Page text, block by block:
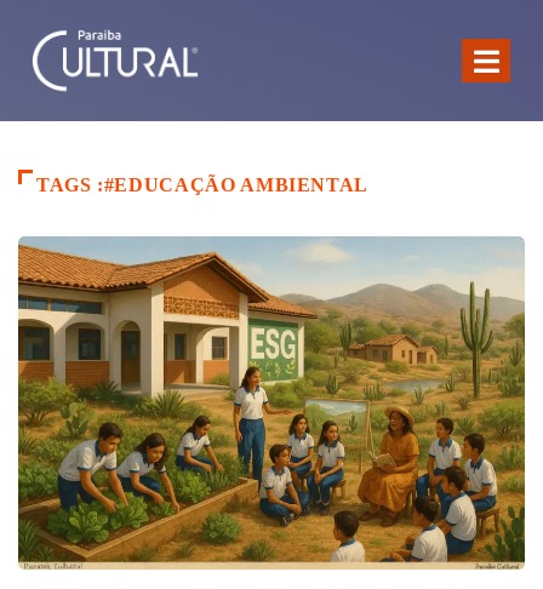
TAGS :#EDUCAÇÃO AMBIENTAL